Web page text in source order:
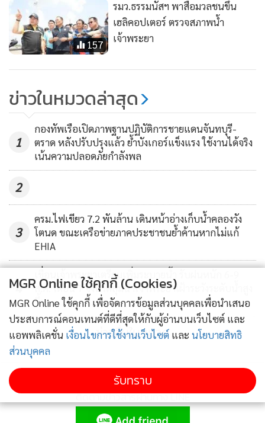
157
รมว.ธรรมนัสฯ พาสื่อมวลชนขึ้น
เฮลิคอปเตอร์ ตรวจสภาพน้ำ
เจ้าพระยา
ข่าวในหมวดล่าสุด
1
กองทัพเรือเปิดภาพฐานปฏิบัติการชายแดนจันทบุรี-
ตราด หลังปรับปรุงแล้ว ย้ำบังเกอร์แข็งแรง ใช้งานได้จริง
เน้นความปลอดภัยกำลังพล
2
3
ครม.ไฟเขียว 7.2 พันล้าน เดินหน้าอ่างเก็บน้ำคลองวัง
โตนด ขณะเครือข่ายภาคประชาชนย้ำค้านหากไม่แก้
EHIA
4
เขื่อนเจ้าพระยาเตรียมเพิ่มระบายน้ำ รับฝนหนัก 6-9
ส.ค. เตือน 7 จังหวัดลุ่มน้ำเจ้าพระยาเฝ้าระวังระดับน้ำสูง
ขึ้น
ข่าวอื่นในหมวด
ติดตามข่าวสารผ่านทาง LINE
MGR Online ใช้คุกกี้ (Cookies)
MGR Online ใช้คุกกี้ เพื่อจัดการข้อมูลส่วนบุคคลเพื่อนำเสนอ
ประสบการณ์คอนเทนต์ที่ดีที่สุดให้กับผู้อ่านบนเว็บไซต์ และ
แอพพลิเคชั่น เงื่อนไขการใช้งานเว็บไซต์ และ นโยบายสิทธิ
ส่วนบุคคล
รับทราบ